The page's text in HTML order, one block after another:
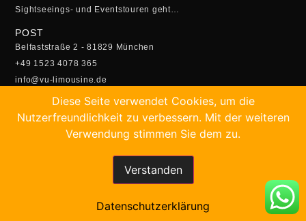
Sightseeings- und Eventstouren geht…
POST
Belfaststraße 2 - 81829 München
+49 1523 4078 365
info@vu-limousine.de
Montag - Freitag:
05:00 Uhr - 23:00 Uhr
Samstag- Sonntag:
Buchen Sie Ihren Transfer online!
Diese Seite verwendet Cookies, um die
Nutzerfreundlichkeit zu verbessern. Mit der weiteren
Verwendung stimmen Sie dem zu.
Verstanden
Datenschutzerklärung